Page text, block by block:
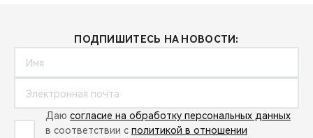
ПОДПИШИТЕСЬ НА НОВОСТИ:
Даю согласие на обработку персональных данных
в соответствии с политикой в отношении